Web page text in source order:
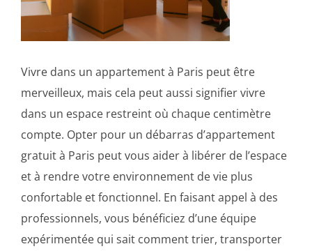
Vivre dans un appartement à Paris peut être
merveilleux, mais cela peut aussi signifier vivre
dans un espace restreint où chaque centimètre
compte. Opter pour un débarras d’appartement
gratuit à Paris peut vous aider à libérer de l’espace
et à rendre votre environnement de vie plus
confortable et fonctionnel. En faisant appel à des
professionnels, vous bénéficiez d’une équipe
expérimentée qui sait comment trier, transporter